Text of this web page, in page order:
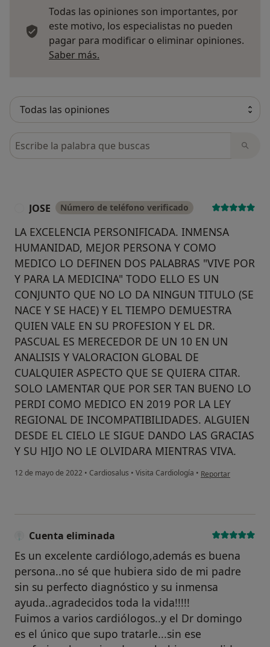
Todas las opiniones son importantes, por
este motivo, los especialistas no pueden
pagar para modificar o eliminar opiniones.
Saber más.
Busca en opiniones
JOSE Número de teléfono verificado
LA EXCELENCIA PERSONIFICADA. INMENSA
HUMANIDAD, MEJOR PERSONA Y COMO
MEDICO LO DEFINEN DOS PALABRAS "VIVE POR
Y PARA LA MEDICINA" TODO ELLO ES UN
CONJUNTO QUE NO LO DA NINGUN TITULO (SE
NACE Y SE HACE) Y EL TIEMPO DEMUESTRA
QUIEN VALE EN SU PROFESION Y EL DR.
PASCUAL ES MERECEDOR DE UN 10 EN UN
ANALISIS Y VALORACION GLOBAL DE
CUALQUIER ASPECTO QUE SE QUIERA CITAR.
SOLO LAMENTAR QUE POR SER TAN BUENO LO
PERDI COMO MEDICO EN 2019 POR LA LEY
REGIONAL DE INCOMPATIBILIDADES. ALGUIEN
DESDE EL CIELO LE SIGUE DANDO LAS GRACIAS
Y SU HIJO NO LE OLVIDARA MIENTRAS VIVA.
12 de mayo de 2022 • Cardiosalus • Visita Cardiología • en opinión del
Reportar
Cuenta eliminada
Es un excelente cardiólogo,además es buena
persona..no sé que hubiera sido de mi padre
sin su perfecto diagnóstico y su inmensa
ayuda..agradecidos toda la vida!!!!!
Fuimos a varios cardiólogos..y el Dr domingo
es el único que supo tratarle...sin ese